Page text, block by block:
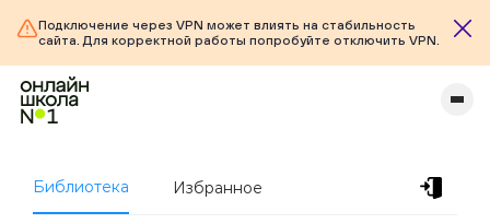
Подключение через VPN может влиять на стабильность
сайта. Для корректной работы попробуйте отключить VPN.
Библиотека Избранное